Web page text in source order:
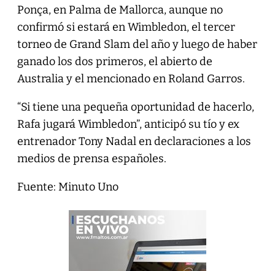
Ponça, en Palma de Mallorca, aunque no
confirmó si estará en Wimbledon, el tercer
torneo de Grand Slam del año y luego de haber
ganado los dos primeros, el abierto de
Australia y el mencionado en Roland Garros.
“Si tiene una pequeña oportunidad de hacerlo,
Rafa jugará Wimbledon”, anticipó su tío y ex
entrenador Tony Nadal en declaraciones a los
medios de prensa españoles.
Fuente: Minuto Uno